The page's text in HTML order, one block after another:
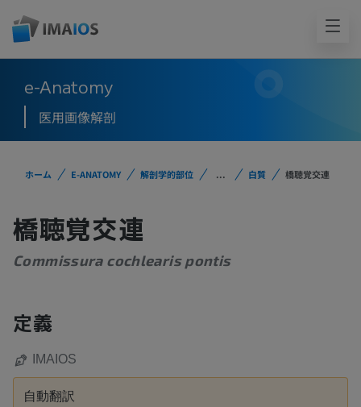
e-Anatomy
医用画像解剖
ホーム E-ANATOMY 解剖学的部位 ... 白質 橋聴覚交連
橋聴覚交連
Commissura cochlearis pontis
定義
IMAIOS
自動翻訳